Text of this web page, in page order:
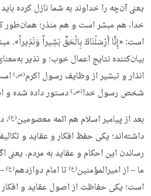
یعنی آن‌چه را خداوند به شما نازل کرده
است: «إِنَّا أَرْسَلْنَاكَ بِالْحَقِّ بَشِيراً وَنَذِيراً».
بیان‌کننده نتایج اعمال خوب؛ و نذیر
انذار و تبشیر از وظایف رسول اکرم(ص)
شخص رسول خدا(ص) دستور داده شده و
بعد از پیامبر اسلام هم ائمه معصومین(ع)،
داشته‌اند؛ یکی حفظ افکار و عقاید و
رساندن این احکام و عقاید به مردم. یعنی
ما – از امیرالمؤمنین(ع) تا امام دوازدهم(ع)
است؛ یکی حفاظت از اصول عقاید و